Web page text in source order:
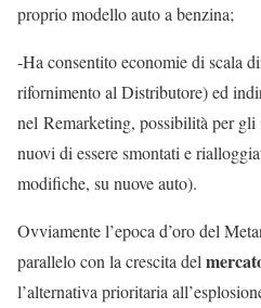
proprio modello auto a benzina;
-Ha consentito economie di scala
rifornimento al Distributore) ed
nel Remarketing, possibilità per
nuovi di essere smontati e
modifiche, su nuove auto).
Ovviamente l’epoca d’oro del
parallelo con la crescita del
l’alternativa prioritaria